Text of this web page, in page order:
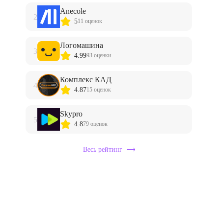
2
Anecole
511 оценок
3
Логомашина
4.9993 оценки
4
Комплекс КАД
4.8715 оценок
5
Skypro
4.879 оценок
Весь рейтинг